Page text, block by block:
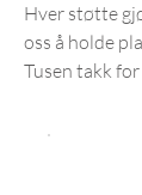
Hver støtte
oss å holde
Tusen takk